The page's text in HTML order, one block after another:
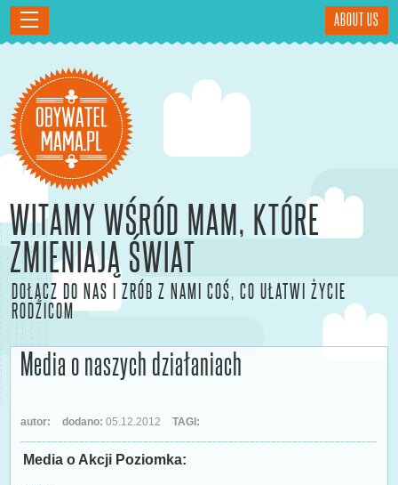
ABOUT US
WITAMY WŚRÓD MAM, KTÓRE
ZMIENIAJĄ ŚWIAT
DOŁĄCZ DO NAS I ZRÓB Z NAMI COŚ, CO UŁATWI ŻYCIE
RODZICOM
Media o naszych działaniach
autor: dodano: 05.12.2012 TAGI:
Media o Akcji Poziomka: